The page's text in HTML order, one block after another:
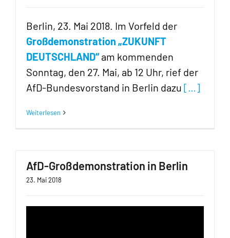
Berlin, 23. Mai 2018. Im Vorfeld der
Großdemonstration „ZUKUNFT
DEUTSCHLAND“am kommenden
Sonntag, den 27. Mai, ab 12 Uhr, rief der
AfD-Bundesvorstand in Berlin dazu […]
Weiterlesen
AfD-Großdemonstration in Berlin
23. Mai 2018